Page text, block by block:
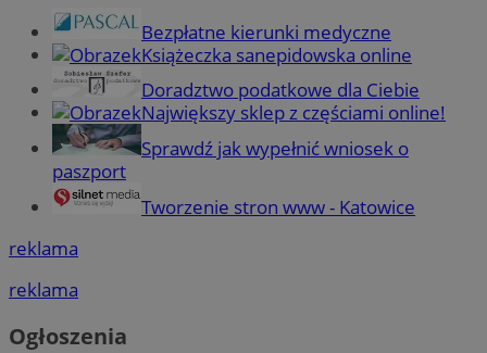
Bezpłatne kierunki medyczne
Książeczka sanepidowska online
Doradztwo podatkowe dla Ciebie
Największy sklep z częściami online!
Sprawdź jak wypełnić wniosek o
paszport
Tworzenie stron www - Katowice
reklama
reklama
Ogłoszenia